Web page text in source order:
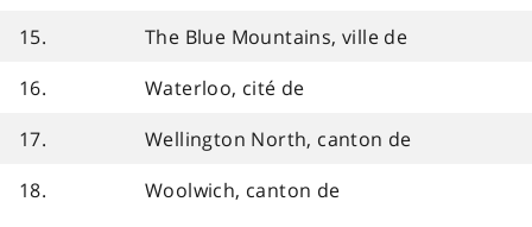
15.
The Blue Mountains, ville de
16.
Waterloo, cité de
17.
Wellington North, canton de
18.
Woolwich, canton de